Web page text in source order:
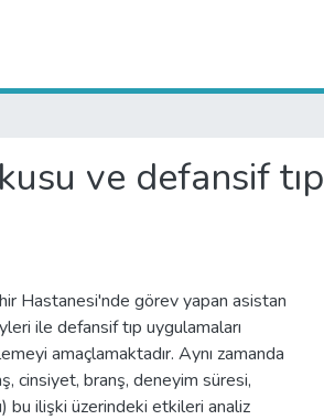
ve defansif tıp
Hastanesi'nde görev yapan asistan
ile defansif tıp uygulamaları
amaçlamaktadır. Aynı zamanda
cinsiyet, branş, deneyim süresi,
bu ilişki üzerindeki etkileri analiz